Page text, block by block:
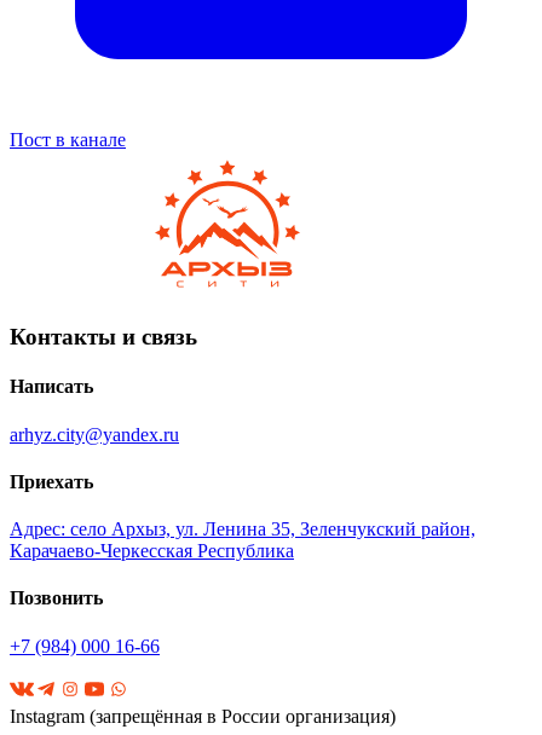
Пост в канале
Контакты и связь
Написать
arhyz.city@yandex.ru
Приехать
Адрес: село Архыз, ул. Ленина 35, Зеленчукский район,
Карачаево-Черкесская Республика
Позвонить
+7 (984) 000 16-66
Instagram (запрещённая в России организация)